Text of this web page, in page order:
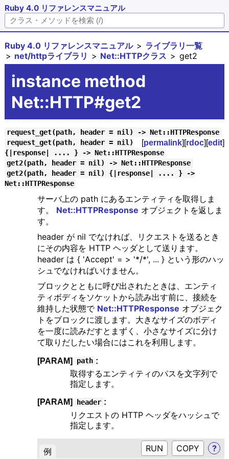
Ruby 4.0 リファレンスマニュアル
Ruby 4.0 リファレンスマニュアル
ライブラリ一覧
net/httpライブラリ
Net::HTTPクラス get2
instance method
Net::HTTP#get2
request_get(path, header = nil) -> Net::HTTPResponse
[permalink][rdoc][edit]
request_get(path, header = nil)
{|response| .... } -> Net::HTTPResponse
get2(path, header = nil) -> Net::HTTPResponse
get2(path, header = nil) {|response| .... } ->
Net::HTTPResponse
サーバ上の path にあるエンティティを取得しま
す。 Net::HTTPResponse オブジェクトを返しま
す。
header が nil でなければ、リクエストを送るとき
にその内容を HTTP ヘッダとして送ります。
header は { 'Accept' = > '*/*', ... } という形のハッ
シュでなければいけません。
ブロックとともに呼び出されたときは、エンティ
ティボディをソケットから読み出す前に、接続を
維持した状態で Net::HTTPResponse オブジェク
トをブロックに渡します。大きなサイズのボディ
を一度に読みだすとまずく、小さなサイズに分け
て取りだしたい場合にはこれを利用します。
[PARAM] path :
取得するエンティティのパスを文字列で
指定します。
[PARAM] header :
リクエストの HTTP ヘッダをハッシュで
指定します。
例 RUN ?